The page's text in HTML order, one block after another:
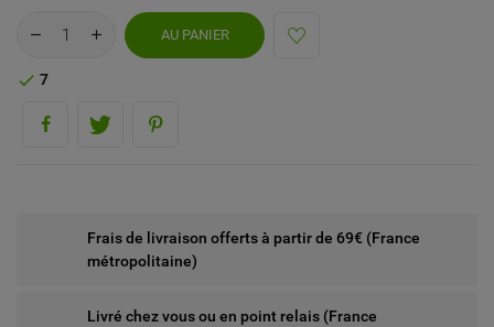
AU PANIER
 7
Frais de livraison offerts à partir de 69€ (France
métropolitaine)
Livré chez vous ou en point relais (France